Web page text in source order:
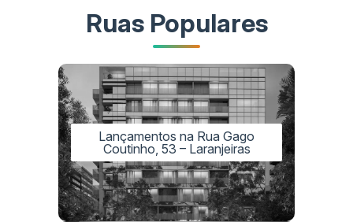
Ruas Populares
Lançamentos na Rua Gago
Coutinho, 53 – Laranjeiras